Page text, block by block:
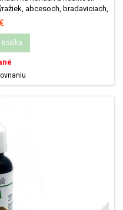
abcesoch, bradaviciach,
Taktiež je výborným
priedušiek, dutín a
chrbtice a pri kŕčových žilách.
u...